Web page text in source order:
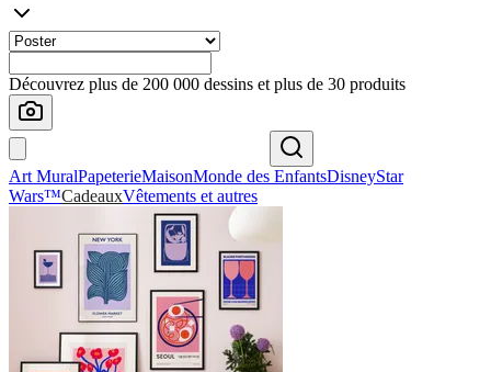
Découvrez plus de 200 000 dessins et plus de 30 produits
Art MuralPapeterieMaisonMonde des EnfantsDisneyStar
Wars™CadeauxVêtements et autres